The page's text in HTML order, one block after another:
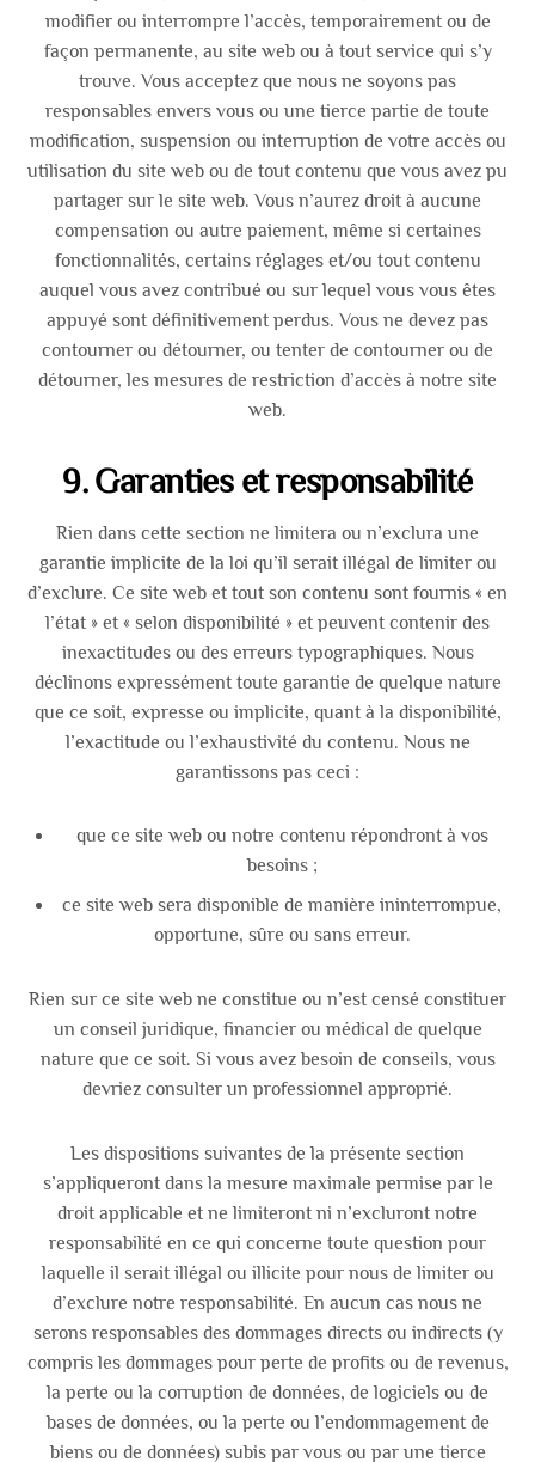
modifier ou interrompre l’accès, temporairement ou de
façon permanente, au site web ou à tout service qui s’y
trouve. Vous acceptez que nous ne soyons pas
responsables envers vous ou une tierce partie de toute
modification, suspension ou interruption de votre accès ou
utilisation du site web ou de tout contenu que vous avez pu
partager sur le site web. Vous n’aurez droit à aucune
compensation ou autre paiement, même si certaines
fonctionnalités, certains réglages et/ou tout contenu
auquel vous avez contribué ou sur lequel vous vous êtes
appuyé sont définitivement perdus. Vous ne devez pas
contourner ou détourner, ou tenter de contourner ou de
détourner, les mesures de restriction d’accès à notre site
web.
9. Garanties et responsabilité
Rien dans cette section ne limitera ou n’exclura une
garantie implicite de la loi qu’il serait illégal de limiter ou
d’exclure. Ce site web et tout son contenu sont fournis « en
l’état » et « selon disponibilité » et peuvent contenir des
inexactitudes ou des erreurs typographiques. Nous
déclinons expressément toute garantie de quelque nature
que ce soit, expresse ou implicite, quant à la disponibilité,
l’exactitude ou l’exhaustivité du contenu. Nous ne
garantissons pas ceci :
que ce site web ou notre contenu répondront à vos
besoins ;
ce site web sera disponible de manière ininterrompue,
opportune, sûre ou sans erreur.
Rien sur ce site web ne constitue ou n’est censé constituer
un conseil juridique, financier ou médical de quelque
nature que ce soit. Si vous avez besoin de conseils, vous
devriez consulter un professionnel approprié.
Les dispositions suivantes de la présente section
s’appliqueront dans la mesure maximale permise par le
droit applicable et ne limiteront ni n’excluront notre
responsabilité en ce qui concerne toute question pour
laquelle il serait illégal ou illicite pour nous de limiter ou
d’exclure notre responsabilité. En aucun cas nous ne
serons responsables des dommages directs ou indirects (y
compris les dommages pour perte de profits ou de revenus,
la perte ou la corruption de données, de logiciels ou de
bases de données, ou la perte ou l’endommagement de
biens ou de données) subis par vous ou par une tierce